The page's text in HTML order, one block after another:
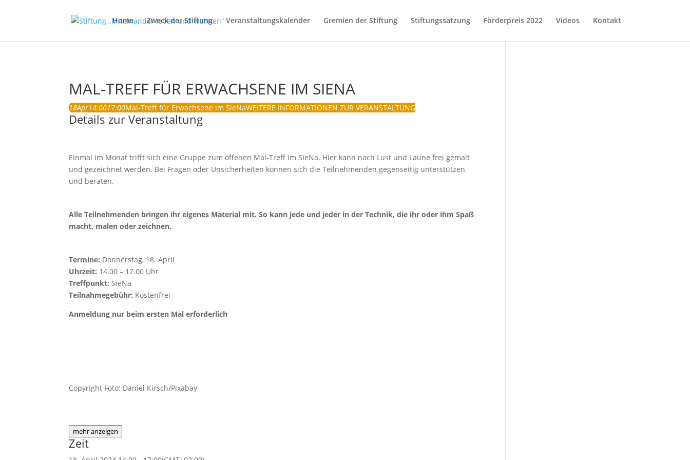
Home Zweck der Stiftung Veranstaltungskalender Gremien der Stiftung Stiftungssatzung Förderpreis 2022 Videos Kontakt
MAL-TREFF FÜR ERWACHSENE IM SIENA
18Apr14:0017:00Mal-Treff für Erwachsene im SieNaWEITERE INFORMATIONEN ZUR VERANSTALTUNG
Details zur Veranstaltung
Einmal im Monat trifft sich eine Gruppe zum offenen Mal-Treff im SieNa. Hier kann nach Lust und Laune frei gemalt
und gezeichnet werden. Bei Fragen oder Unsicherheiten können sich die Teilnehmenden gegenseitig unterstützen
und beraten.
Alle Teilnehmenden bringen ihr eigenes Material mit. So kann jede und jeder in der Technik, die ihr oder ihm Spaß
macht, malen oder zeichnen.
Termine: Donnerstag, 18. April
Uhrzeit: 14.00 – 17.00 Uhr
Treffpunkt: SieNa
Teilnahmegebühr: Kostenfrei
Anmeldung nur beim ersten Mal erforderlich
Copyright Foto: Daniel Kirsch/Pixabay
mehr anzeigen
Zeit